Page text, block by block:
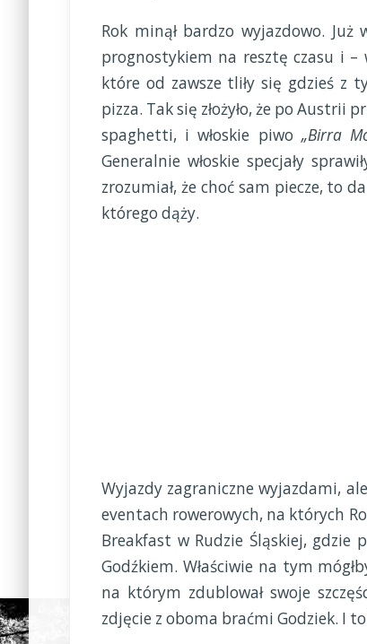
Rok minął bardzo wyjazdowo.
prognostykiem na resztę czasu i –
które od zawsze tliły się gdzieś z
pizza. Tak się złożyło, że po Austrii
spaghetti, i włoskie piwo „Birra
Generalnie włoskie specjały
zrozumiał, że choć sam piecze, to
którego dąży.
Wyjazdy zagraniczne wyjazdami, ale
eventach rowerowych, na których
Breakfast w Rudzie Śląskiej, gdzie
Godźkiem. Właściwie na tym
na którym zdublował swoje
zdjęcie z oboma braćmi Godziek. I